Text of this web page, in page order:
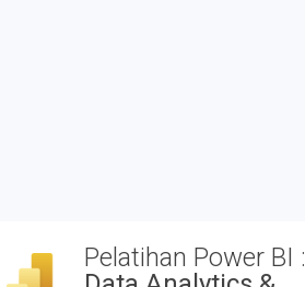
Pelatihan Power BI :